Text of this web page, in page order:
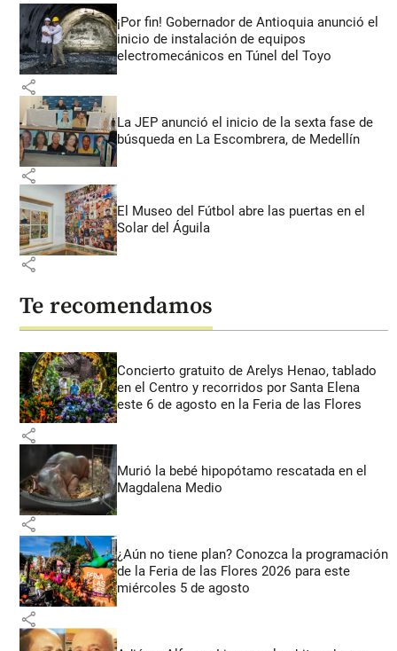
¡Por fin! Gobernador de Antioquia anunció el
inicio de instalación de equipos
electromecánicos en Túnel del Toyo
share
La JEP anunció el inicio de la sexta fase de
búsqueda en La Escombrera, de Medellín
share
El Museo del Fútbol abre las puertas en el
Solar del Águila
share
Te recomendamos
Concierto gratuito de Arelys Henao, tablado
en el Centro y recorridos por Santa Elena
este 6 de agosto en la Feria de las Flores
share
Murió la bebé hipopótamo rescatada en el
Magdalena Medio
share
¿Aún no tiene plan? Conozca la programación
de la Feria de las Flores 2026 para este
miércoles 5 de agosto
share